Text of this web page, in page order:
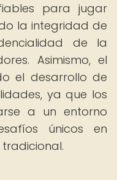
para jugar
la integridad de
de la
Asimismo, el
el desarrollo de
ya que los
a un entorno
únicos en